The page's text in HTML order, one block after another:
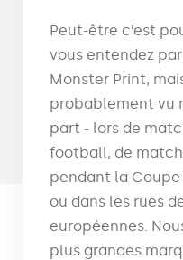
Peut-être c’est
vous entendez
Monster Print,
probablement vu
part - lors de
football, de
pendant la Coupe
ou dans les rues
européennes.
plus grandes